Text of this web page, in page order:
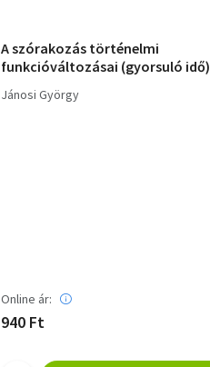
A szórakozás történelmi
funkcióváltozásai (gyorsuló idő)
Jánosi György
Online ár:
940 Ft